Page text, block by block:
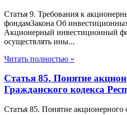
Статья 9. Требования к
фондамЗакона Об
Акционерный инвестиционный
осуществлять ины...
Читать полностью »
Статья 85. Понятие
Гражданского кодекса
Статья 85. Понятие акционерного